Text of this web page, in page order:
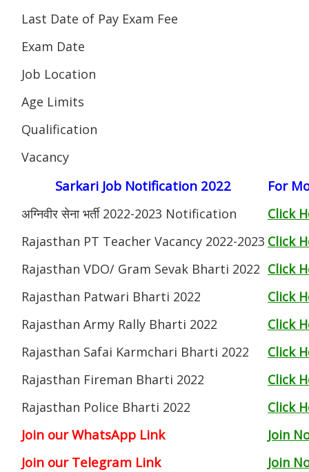
Last Date of Pay Exam Fee
Exam Date
Job Location
Age Limits
Qualification
Vacancy
Sarkari Job Notification 2022 For
अग्निवीर सेना भर्ती 2022-2023 Notification
Click
Rajasthan PT Teacher Vacancy 2022-2023 Click
Rajasthan VDO/ Gram Sevak Bharti 2022 Click
Rajasthan Patwari Bharti 2022
Click
Rajasthan Army Rally Bharti 2022
Click
Rajasthan Safai Karmchari Bharti 2022
Click
Rajasthan Fireman Bharti 2022
Click
Rajasthan Police Bharti 2022
Click
Join our WhatsApp Link Join
Join our Telegram Link Join